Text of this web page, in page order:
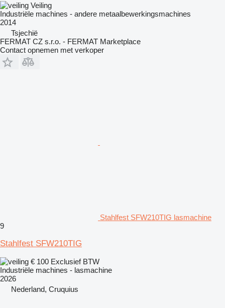
Veiling
Industriële machines - andere metaalbewerkingsmachines
2014
Tsjechië
FERMAT CZ s.r.o. - FERMAT Marketplace
Contact opnemen met verkoper
Stahlfest SFW210TIG lasmachine
9
Stahlfest SFW210TIG
€ 100 Exclusief BTW
Industriële machines - lasmachine
2026
Nederland, Cruquius